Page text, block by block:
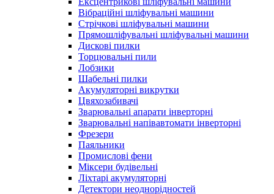
Вібраційні шліфувальні машини
Стрічкові шліфувальні машини
Прямошліфувальні шліфувальні машини
Дискові пилки
Торцювальні пили
Лобзики
Шабельні пилки
Акумуляторні викрутки
Цвяхозабивачі
Зварювальні апарати інверторні
Зварювальні напівавтомати інверторні
Фрезери
Паяльники
Промислові фени
Міксери будівельні
Ліхтарі акумуляторні
Детектори неоднорідностей